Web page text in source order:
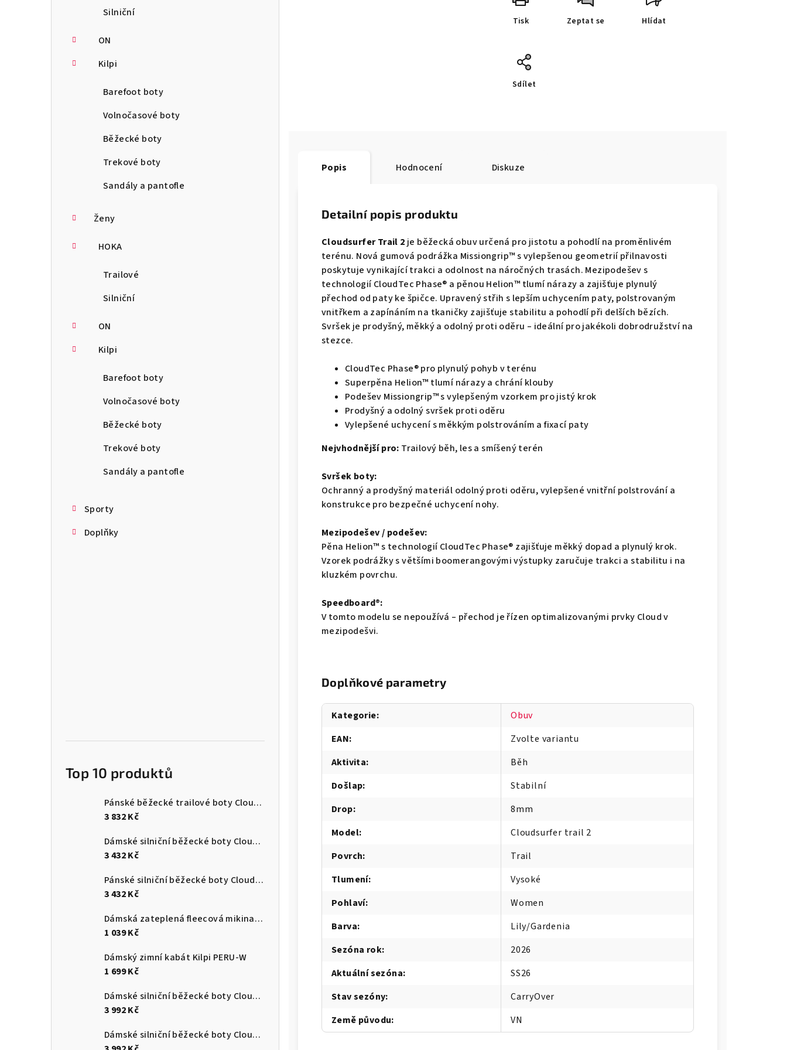
Silniční
ON
Kilpi
Barefoot boty
Volnočasové boty
Běžecké boty
Trekové boty
Sandály a pantofle
Ženy
HOKA
Trailové
Silniční
ON
Kilpi
Barefoot boty
Volnočasové boty
Běžecké boty
Trekové boty
Sandály a pantofle
Sporty
Doplňky
Top 10 produktů
Pánské běžecké trailové boty Cloudultra 3
3 832 Kč
Dámské silniční běžecké boty Cloudswift 4
3 432 Kč
Pánské silniční běžecké boty Cloudsurfer Max
3 432 Kč
Dámská zateplená fleecová mikina s kapucí Kilpi NEVIA-W
1 039 Kč
Dámský zimní kabát Kilpi PERU-W
1 699 Kč
Dámské silniční běžecké boty Cloudmonster 3
3 992 Kč
Dámské silniční běžecké boty Cloudmonster 3
Tisk Zeptat se Hlídat
Sdílet
Popis Hodnocení Diskuze
Detailní popis produktu
Cloudsurfer Trail 2 je běžecká obuv určená pro jistotu a pohodlí na proměnlivém
terénu. Nová gumová podrážka Missiongrip™ s vylepšenou geometrií přilnavosti
poskytuje vynikající trakci a odolnost na náročných trasách. Mezipodešev s
technologií CloudTec Phase® a pěnou Helion™ tlumí nárazy a zajišťuje plynulý
přechod od paty ke špičce. Upravený střih s lepším uchycením paty, polstrovaným
vnitřkem a zapínáním na tkaničky zajišťuje stabilitu a pohodlí při delších bězích.
Svršek je prodyšný, měkký a odolný proti oděru – ideální pro jakékoli dobrodružství na
stezce.
CloudTec Phase® pro plynulý pohyb v terénu
Superpěna Helion™ tlumí nárazy a chrání klouby
Podešev Missiongrip™ s vylepšeným vzorkem pro jistý krok
Prodyšný a odolný svršek proti oděru
Vylepšené uchycení s měkkým polstrováním a fixací paty
Nejvhodnější pro: Trailový běh, les a smíšený terén
Svršek boty:
Ochranný a prodyšný materiál odolný proti oděru, vylepšené vnitřní polstrování a
konstrukce pro bezpečné uchycení nohy.
Mezipodešev / podešev:
Pěna Helion™ s technologií CloudTec Phase® zajišťuje měkký dopad a plynulý krok.
Vzorek podrážky s většími boomerangovými výstupky zaručuje trakci a stabilitu i na
kluzkém povrchu.
Speedboard®:
V tomto modelu se nepoužívá – přechod je řízen optimalizovanými prvky Cloud v
mezipodešvi.
Doplňkové parametry
Kategorie:
Obuv
EAN:
Zvolte variantu
Aktivita:
Běh
Došlap:
Stabilní
Drop:
8mm
Model:
Cloudsurfer trail 2
Povrch:
Trail
Tlumení:
Vysoké
Pohlaví:
Women
Barva:
Lily/Gardenia
Sezóna rok:
2026
Aktuální sezóna:
SS26
Stav sezóny:
CarryOver
Země původu: VN